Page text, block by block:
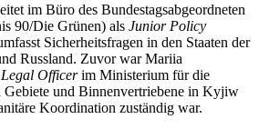
im Büro des Bundestagsabgeordneten
90/Die Grünen) als Junior Policy
Sicherheitsfragen in den Staaten der
Russland. Zuvor war Mariia
Officerim Ministerium für die
Gebiete und Binnenvertriebene in Kyjiw
Koordination zuständig war.